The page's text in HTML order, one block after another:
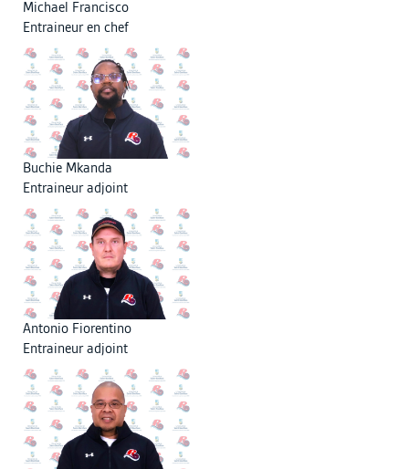
Michael Francisco
Entraineur en chef
Buchie Mkanda
Entraineur adjoint
Antonio Fiorentino
Entraineur adjoint